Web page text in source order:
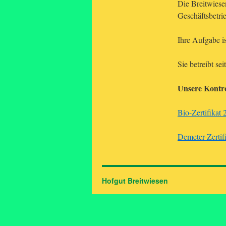
Die
Ihre Aufgabe
Sie betreibt
Unsere
Bio-Zertifikat
Demeter-
Hofgut Breitwiesen